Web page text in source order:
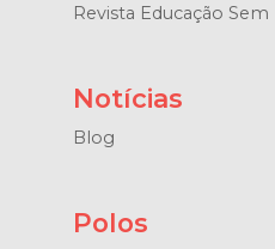
Revista Educação Sem
Notícias
Blog
Polos